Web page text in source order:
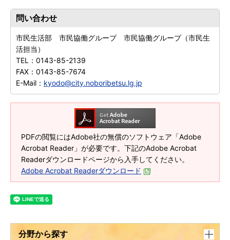
問い合わせ
市民生活部 市民協働グループ 市民協働グループ（市民生
活担当）
TEL： 0143-85-2139
FAX： 0143-85-7674
E-Mail： kyodo@city.noboribetsu.lg.jp
PDFの閲覧にはAdobe社の無償のソフトウェア「Adobe
Acrobat Reader」が必要です。下記のAdobe Acrobat
Readerダウンロードページから入手してください。
Adobe Acrobat Readerダウンロード
分野から探す